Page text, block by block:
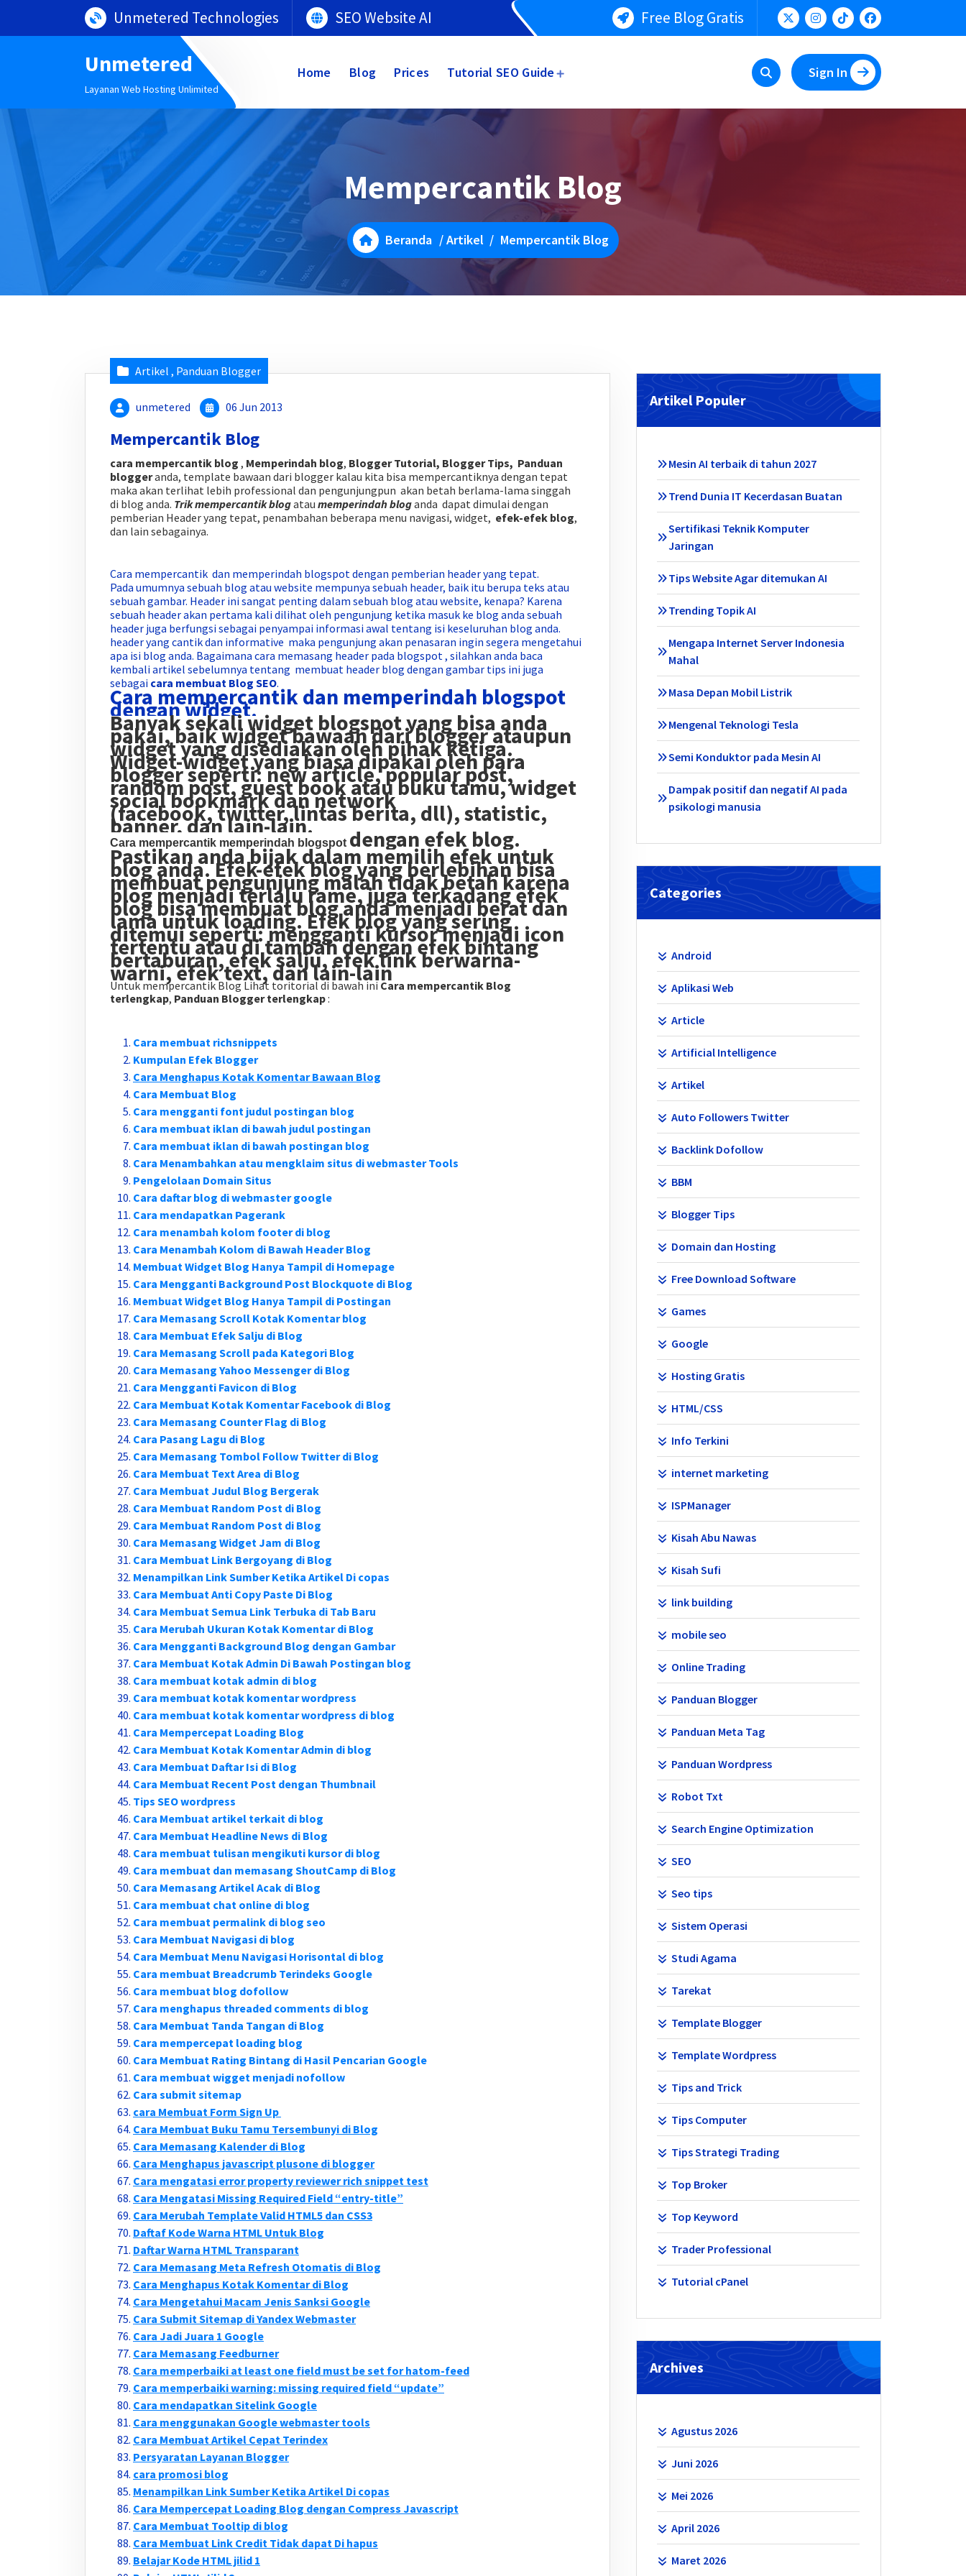
Unmetered Technologies SEO Website AI Free Blog Gratis
Unmetered
Layanan Web Hosting Unlimited
Home Blog Prices Tutorial SEO Guide Sign In
Mempercantik Blog
Beranda /Artikel / Mempercantik Blog
Artikel , Panduan Blogger
unmetered 06 Jun 2013
Mempercantik Blog
cara mempercantik blog , Memperindah blog, Blogger Tutorial, Blogger Tips, Panduan
bloggeranda, template bawaan dari blogger kalau kita bisa mempercantiknya dengan tepat
maka akan terlihat lebih professional dan pengunjungpun akan betah berlama-lama singgah
di blog anda. Trik mempercantik blogatau memperindah bloganda dapat dimulai dengan
pemberian Header yang tepat, penambahan beberapa menu navigasi, widget, efek-efek blog,
dan lain sebagainya.
Cara mempercantik dan memperindah blogspot dengan pemberian header yang tepat.
Pada umumnya sebuah blog atau website mempunya sebuah header, baik itu berupa teks atau
sebuah gambar. Header ini sangat penting dalam sebuah blog atau website, kenapa? Karena
sebuah header akan pertama kali dilihat oleh pengunjung ketika masuk ke blog anda sebuah
header juga berfungsi sebagai penyampai informasi awal tentang isi keseluruhan blog anda.
header yang cantik dan informative maka pengunjung akan penasaran ingin segera mengetahui
apa isi blog anda. Bagaimana cara memasang header pada blogspot , silahkan anda baca
kembali artikel sebelumnya tentang membuat header blog dengan gambar tips ini juga
sebagai cara membuat Blog SEO.
Cara mempercantik dan memperindah blogspot
dengan widget.
Banyak sekali widget blogspot yang bisa anda
pakai, baik widget bawaan dari blogger ataupun
widget yang disediakan oleh pihak ketiga.
Widget-widget yang biasa dipakai oleh para
blogger seperti: new article, popular post,
random post, guest book atau buku tamu, widget
social bookmark dan network
(facebook, twitter, lintas berita, dll), statistic,
banner, dan lain-lain.
Cara mempercantik memperindah blogspot dengan efek blog.
Pastikan anda bijak dalam memilih efek untuk
blog anda. Efek-efek blog yang berlebihan bisa
membuat pengunjung malah tidak betah karena
blog menjadi terlalu rame, juga terkadang efek
blog bisa membuat blog anda menjadi berat dan
lama untuk loading. Efek blog yang sering
ditemui seperti: mengganti kursor menjadi icon
tertentu atau di tambah dengan efek bintang
bertaburan, efek salju, efek link berwarna-
warni, efek text, dan lain-lain
Untuk mempercantik Blog Lihat toritorial di bawah ini Cara mempercantik Blog
terlengkap, Panduan Blogger terlengkap:
Cara membuat richsnippets
Kumpulan Efek Blogger
Cara Menghapus Kotak Komentar Bawaan Blog
Cara Membuat Blog
Cara mengganti font judul postingan blog
Cara membuat iklan di bawah judul postingan
Cara membuat iklan di bawah postingan blog
Cara Menambahkan atau mengklaim situs di webmaster Tools
Pengelolaan Domain Situs
Cara daftar blog di webmaster google
Cara mendapatkan Pagerank
Cara menambah kolom footer di blog
Cara Menambah Kolom di Bawah Header Blog
Membuat Widget Blog Hanya Tampil di Homepage
Cara Mengganti Background Post Blockquote di Blog
Membuat Widget Blog Hanya Tampil di Postingan
Cara Memasang Scroll Kotak Komentar blog
Cara Membuat Efek Salju di Blog
Cara Memasang Scroll pada Kategori Blog
Cara Memasang Yahoo Messenger di Blog
Cara Mengganti Favicon di Blog
Cara Membuat Kotak Komentar Facebook di Blog
Cara Memasang Counter Flag di Blog
Cara Pasang Lagu di Blog
Cara Memasang Tombol Follow Twitter di Blog
Cara Membuat Text Area di Blog
Cara Membuat Judul Blog Bergerak
Cara Membuat Random Post di Blog
Cara Membuat Random Post di Blog
Cara Memasang Widget Jam di Blog
Cara Membuat Link Bergoyang di Blog
Menampilkan Link Sumber Ketika Artikel Di copas
Cara Membuat Anti Copy Paste Di Blog
Cara Membuat Semua Link Terbuka di Tab Baru
Cara Merubah Ukuran Kotak Komentar di Blog
Cara Mengganti Background Blog dengan Gambar
Cara Membuat Kotak Admin Di Bawah Postingan blog
Cara membuat kotak admin di blog
Cara membuat kotak komentar wordpress
Cara membuat kotak komentar wordpress di blog
Cara Mempercepat Loading Blog
Cara Membuat Kotak Komentar Admin di blog
Cara Membuat Daftar Isi di Blog
Cara Membuat Recent Post dengan Thumbnail
Tips SEO wordpress
Cara Membuat artikel terkait di blog
Cara Membuat Headline News di Blog
Cara membuat tulisan mengikuti kursor di blog
Cara membuat dan memasang ShoutCamp di Blog
Cara Memasang Artikel Acak di Blog
Cara membuat chat online di blog
Cara membuat permalink di blog seo
Cara Membuat Navigasi di blog
Cara Membuat Menu Navigasi Horisontal di blog
Cara membuat Breadcrumb Terindeks Google
Cara membuat blog dofollow
Cara menghapus threaded comments di blog
Cara Membuat Tanda Tangan di Blog
Cara mempercepat loading blog
Cara Membuat Rating Bintang di Hasil Pencarian Google
Cara membuat wigget menjadi nofollow
Cara submit sitemap
cara Membuat Form Sign Up
Cara Membuat Buku Tamu Tersembunyi di Blog
Cara Memasang Kalender di Blog
Cara Menghapus javascript plusone di blogger
Cara mengatasi error property reviewer rich snippet test
Cara Mengatasi Missing Required Field “entry-title”
Cara Merubah Template Valid HTML5 dan CSS3
Daftaf Kode Warna HTML Untuk Blog
Daftar Warna HTML Transparant
Cara Memasang Meta Refresh Otomatis di Blog
Cara Menghapus Kotak Komentar di Blog
Cara Mengetahui Macam Jenis Sanksi Google
Cara Submit Sitemap di Yandex Webmaster
Cara Jadi Juara 1 Google
Cara Memasang Feedburner
Cara memperbaiki at least one field must be set for hatom-feed
Cara memperbaiki warning: missing required field “update”
Cara mendapatkan Sitelink Google
Cara menggunakan Google webmaster tools
Cara Membuat Artikel Cepat Terindex
Persyaratan Layanan Blogger
cara promosi blog
Menampilkan Link Sumber Ketika Artikel Di copas
Cara Mempercepat Loading Blog dengan Compress Javascript
Cara Membuat Tooltip di blog
Cara Membuat Link Credit Tidak dapat Di hapus
Belajar Kode HTML jilid 1
Artikel Populer
Mesin AI terbaik di tahun 2027
Trend Dunia IT Kecerdasan Buatan
Sertifikasi Teknik Komputer
Jaringan
Tips Website Agar ditemukan AI
Trending Topik AI
Mengapa Internet Server Indonesia
Mahal
Masa Depan Mobil Listrik
Mengenal Teknologi Tesla
Semi Konduktor pada Mesin AI
Dampak positif dan negatif AI pada
psikologi manusia
Categories
Android
Aplikasi Web
Article
Artificial Intelligence
Artikel
Auto Followers Twitter
Backlink Dofollow
BBM
Blogger Tips
Domain dan Hosting
Free Download Software
Games
Google
Hosting Gratis
HTML/CSS
Info Terkini
internet marketing
ISPManager
Kisah Abu Nawas
Kisah Sufi
link building
mobile seo
Online Trading
Panduan Blogger
Panduan Meta Tag
Panduan Wordpress
Robot Txt
Search Engine Optimization
SEO
Seo tips
Sistem Operasi
Studi Agama
Tarekat
Template Blogger
Template Wordpress
Tips and Trick
Tips Computer
Tips Strategi Trading
Top Broker
Top Keyword
Trader Professional
Tutorial cPanel
Archives
Agustus 2026
Juni 2026
Mei 2026
April 2026
Maret 2026